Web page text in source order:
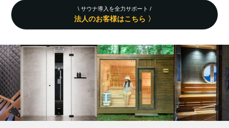
\ サウナ導入を全力サポート /
法人のお客様はこちら 〉